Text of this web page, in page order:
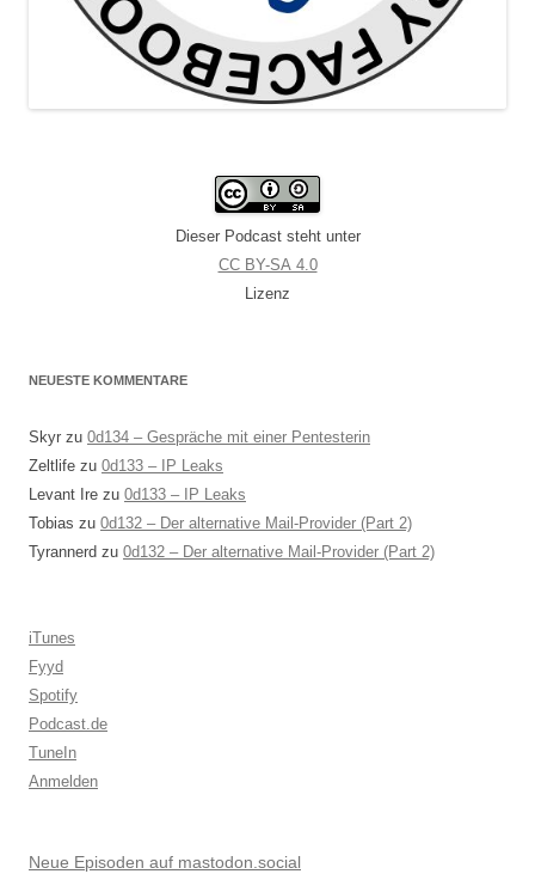
Dieser Podcast steht unter
CC BY-SA 4.0
Lizenz
NEUESTE KOMMENTARE
Skyr zu 0d134 – Gespräche mit einer Pentesterin
Zeltlife zu 0d133 – IP Leaks
Levant Ire zu 0d133 – IP Leaks
Tobias zu 0d132 – Der alternative Mail-Provider (Part 2)
Tyrannerd zu 0d132 – Der alternative Mail-Provider (Part 2)
iTunes
Fyyd
Spotify
Podcast.de
TuneIn
Anmelden
Neue Episoden auf mastodon.social